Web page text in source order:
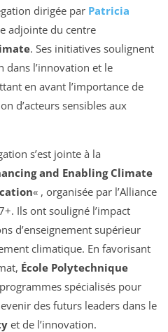
dirigée par Patricia
adjointe du centre
. Ses initiatives soulignent
dans l’innovation et le
en avant l’importance de
d’acteurs sensibles aux
s’est jointe à la
and Enabling Climate
« , organisée par l’Alliance
Ils ont souligné l’impact
d’enseignement supérieur
climatique. En favorisant
École Polytechnique
spécialisés pour
des futurs leaders dans le
et de l’innovation.